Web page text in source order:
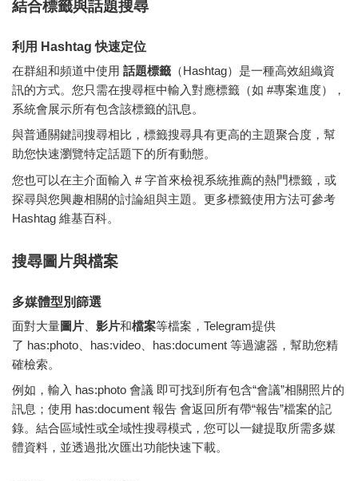
結合標籤與話題搜尋
利用 Hashtag 快速定位
在群組和頻道中使用 話題標籤 （Hashtag）是一種高效組織資
訊的方式。您只需在搜尋框中輸入對應標籤（如 #專案進度），
系統會展示所有包含該標籤的訊息。
與普通關鍵詞搜尋相比，標籤搜尋具有更高的主題聚合度，幫
助您快速瀏覽特定話題下的所有動態。
您也可以在主介面輸入 #字首來檢視系統推薦的熱門標籤，或
探尋與您興趣相關的討論組與主題。更多標籤使用方法可參考
Hashtag 維基百科。
搜尋圖片與檔案
多媒體型別篩選
面對大量圖片 影片和檔案等檔案，Telegram提供
了 has:photo has:video has:document 等過濾器，幫助您精
確檢索。
例如，輸入 has:photo 會議 即可找到所有包含“會議”相關照片的
訊息；使用 has:document 報告 會返回所有帶“報告”檔案的記
錄。結合區域性或全域性搜尋模式，您可以一鍵提取所需多媒
體資料，並透過批次匯出功能快速下載。